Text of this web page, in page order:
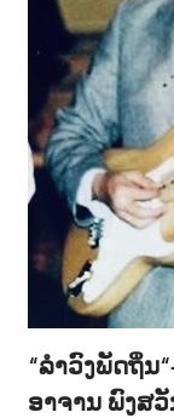
“ລຳວົງພັດຖິ່ນ
ອາຈານ ພົງສ